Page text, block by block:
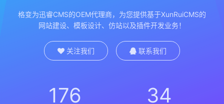
格变为迅睿CMS的OEM代理商，为您提供基于XunRuiCMS的
网站建设、模板设计、仿站以及插件开发业务！
关注我们 联系我们
176 34